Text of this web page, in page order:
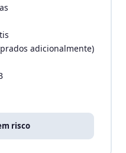
adicionalmente)
risco